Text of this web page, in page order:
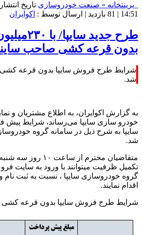
پرینتخانه » صنعت خودروسازی
14:51 |
81 بازدید | ارسال توسط : اکوایران
طرح جدید
بدون قرعه کشی صاحب
شد.
به گزارش اکوایران، به اطلاع مشتریان و
خودرو سازی سایپا می‌رساند، شرایط
سایپا به شرح ذیل در سامانه گروه
شد.
تکمیل ظرفیت میتوانند با ورود به سایت
گروه خودروسازی سایپا ، نسبت به ثبت نام
اقدام نمایند.
شرایط طرح فروش سایپا بدون قرعه کشی مهر